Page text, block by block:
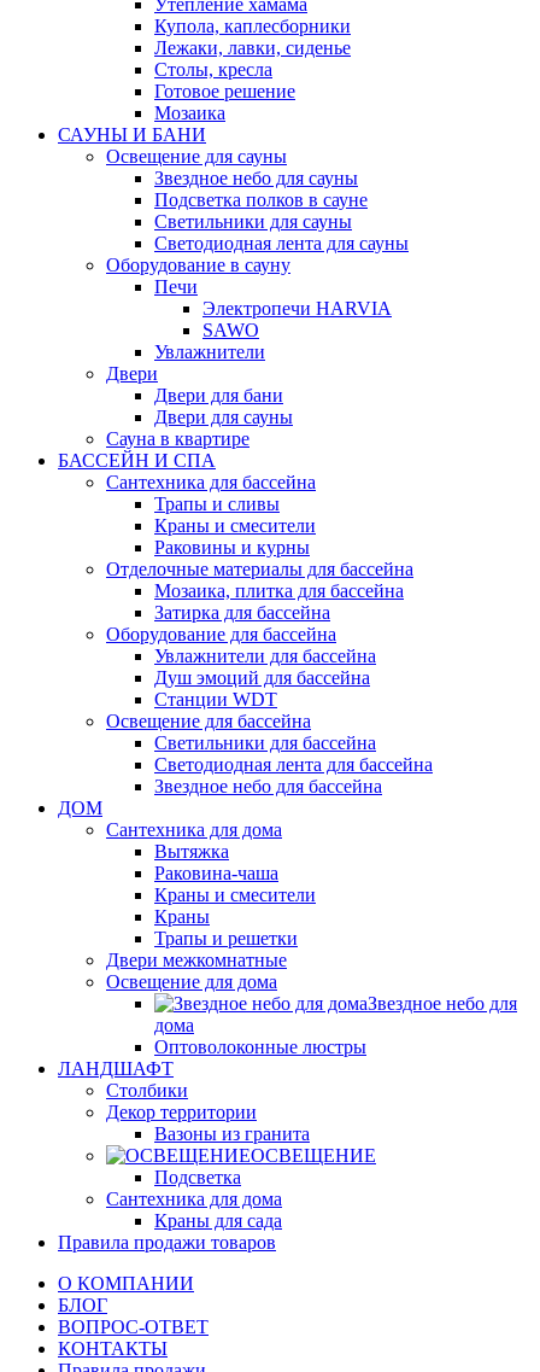
Утепление хамама
Купола, каплесборники
Лежаки, лавки, сиденье
Столы, кресла
Готовое решение
Мозаика
САУНЫ И БАНИ
Освещение для сауны
Звездное небо для сауны
Подсветка полков в сауне
Светильники для сауны
Светодиодная лента для сауны
Оборудование в сауну
Печи
Электропечи HARVIA
SAWO
Увлажнители
Двери
Двери для бани
Двери для сауны
Сауна в квартире
БАССЕЙН И СПА
Сантехника для бассейна
Трапы и сливы
Краны и смесители
Раковины и курны
Отделочные материалы для бассейна
Мозаика, плитка для бассейна
Затирка для бассейна
Оборудование для бассейна
Увлажнители для бассейна
Душ эмоций для бассейна
Станции WDT
Освещение для бассейна
Светильники для бассейна
Светодиодная лента для бассейна
Звездное небо для бассейна
ДОМ
Сантехника для дома
Вытяжка
Раковина-чаша
Краны и смесители
Краны
Трапы и решетки
Двери межкомнатные
Освещение для дома
Звездное небо для
дома
Оптоволоконные люстры
ЛАНДШАФТ
Столбики
Декор территории
Вазоны из гранита
ОСВЕЩЕНИЕ
Подсветка
Сантехника для дома
Краны для сада
Правила продажи товаров
О КОМПАНИИ
БЛОГ
ВОПРОС-ОТВЕТ
КОНТАКТЫ